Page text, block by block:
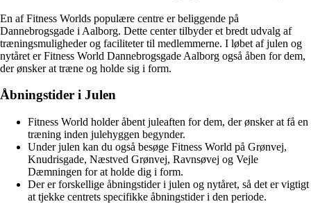
En af Fitness Worlds populære centre er beliggende på
Dannebrogsgade i Aalborg. Dette center tilbyder et bredt udvalg af
træningsmuligheder og faciliteter til medlemmerne. I løbet af julen og
nytåret er Fitness World Dannebrogsgade Aalborg også åben for dem,
der ønsker at træne og holde sig i form.
Åbningstider i Julen
Fitness World holder åbent juleaften for dem, der ønsker at få en
træning inden julehyggen begynder.
Under julen kan du også besøge Fitness World på Grønvej,
Knudrisgade, Næstved Grønvej, Ravnsøvej og Vejle
Dæmningen for at holde dig i form.
Der er forskellige åbningstider i julen og nytåret, så det er vigtigt
at tjekke centrets specifikke åbningstider i den periode.